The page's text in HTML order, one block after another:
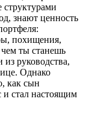
знают ценность
похищения,
ты станешь
руководства,
Однако
как сын
и стал настоящим